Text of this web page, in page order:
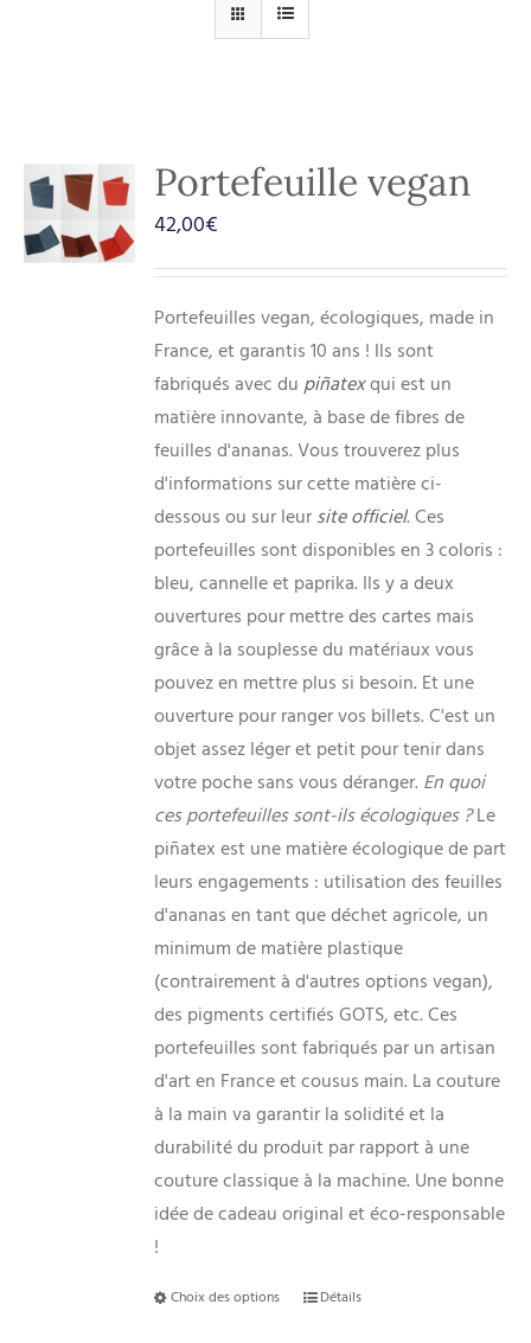
Portefeuille vegan
42,00€
Portefeuilles vegan, écologiques, made in
France, et garantis 10 ans ! Ils sont
fabriqués avec du piñatexqui est un
matière innovante, à base de fibres de
feuilles d'ananas. Vous trouverez plus
d'informations sur cette matière ci-
dessous ou sur leur site officiel. Ces
portefeuilles sont disponibles en 3 coloris :
bleu, cannelle et paprika. Ils y a deux
ouvertures pour mettre des cartes mais
grâce à la souplesse du matériaux vous
pouvez en mettre plus si besoin. Et une
ouverture pour ranger vos billets. C'est un
objet assez léger et petit pour tenir dans
votre poche sans vous déranger. En quoi
ces portefeuilles sont-ils écologiques ?Le
piñatex est une matière écologique de part
leurs engagements : utilisation des feuilles
d'ananas en tant que déchet agricole, un
minimum de matière plastique
(contrairement à d'autres options vegan),
des pigments certifiés GOTS, etc. Ces
portefeuilles sont fabriqués par un artisan
d'art en France et cousus main. La couture
à la main va garantir la solidité et la
durabilité du produit par rapport à une
couture classique à la machine. Une bonne
idée de cadeau original et éco-responsable
!
Choix des options Détails